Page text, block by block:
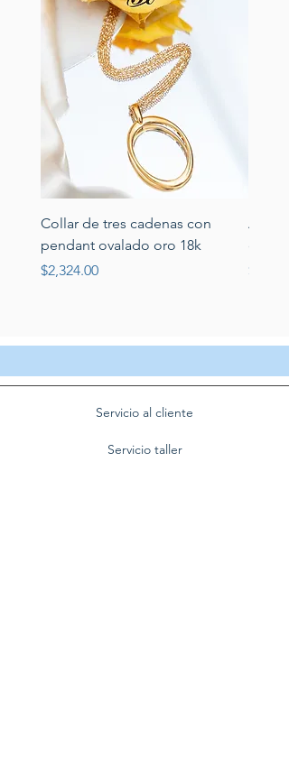
Collar de tres cadenas con
pendant ovalado oro 18k
Price
$2,324.00
Price
$389.00
Servicio al cliente
Servicio taller